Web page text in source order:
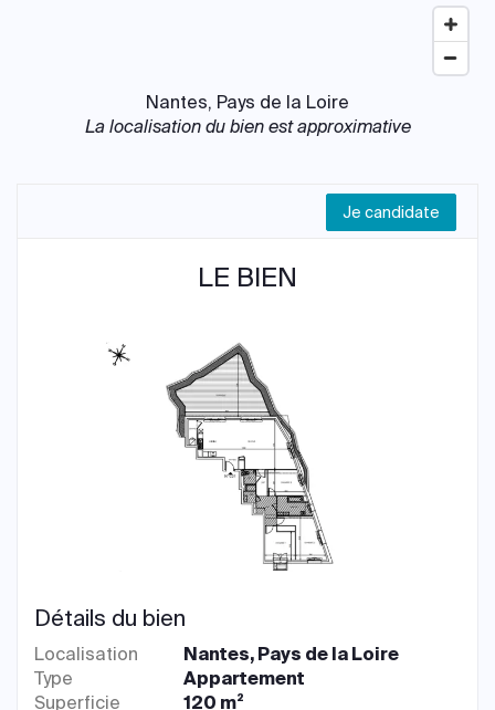
Nantes, Pays de la Loire
La localisation du bien est approximative
Je candidate
LE BIEN
Détails du bien
Localisation
Nantes, Pays de la Loire
Type
Appartement
Superficie
120 m²